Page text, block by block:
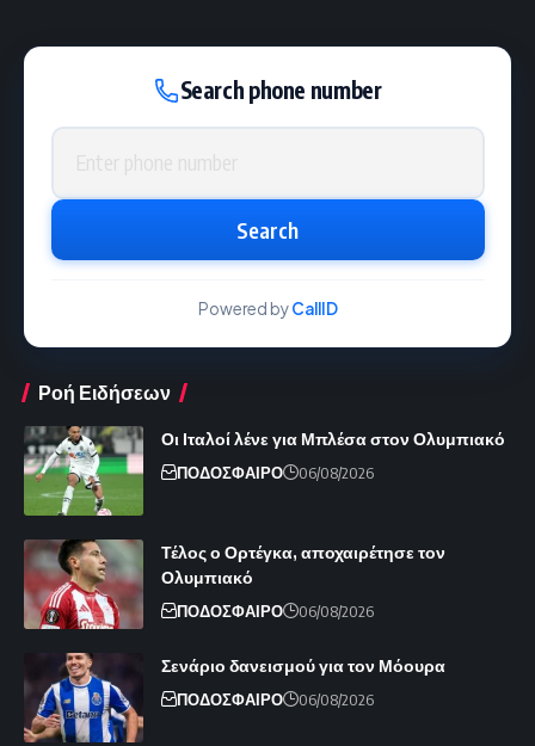
Search phone number
Phone number
Search
Powered byCallID
Ροή Ειδήσεων
Οι Ιταλοί λένε για Μπλέσα στον Ολυμπιακό
ΠΟΔΟΣΦΑΙΡΟ 06/08/2026
Τέλος ο Ορτέγκα, αποχαιρέτησε τον
Ολυμπιακό
ΠΟΔΟΣΦΑΙΡΟ 06/08/2026
Σενάριο δανεισμού για τον Μόουρα
ΠΟΔΟΣΦΑΙΡΟ 06/08/2026